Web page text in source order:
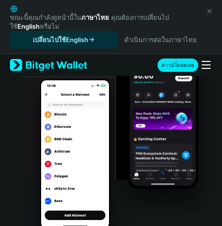
English
日本語
Tiếng Việt
Español (Latinoamérica)
Türkçe
Italiano
Português (Portugal)
Bahasa Indonesia
Português (Brasil)
Español (Argentina)
ขณะนี้คุณกำลังดูหน้านี้ในภาษาไทย คุณต้องการเปลี่ยนไป
ใช้Englishหรือไม่
เปลี่ยนไปใช้English
ดำเนินการต่อในภาษาไทย
ดาวน์โหลดเลย